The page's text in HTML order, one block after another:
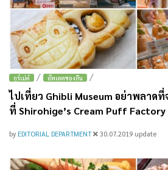
กูร์เม่ต์ / อัพเดตของกิน /
ไปเที่ยว Ghibli Museum อย่าพลาด
ที่ Shirohige’s Cream Puff
by EDITORIAL DEPARTMENT 30.07.2019 update